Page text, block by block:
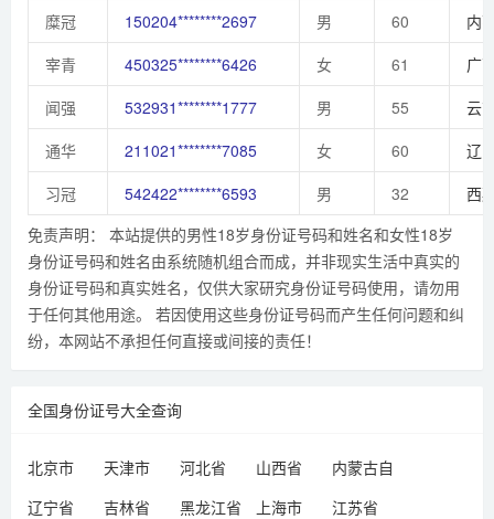
糜冠
150204********2697 男 60
内
宰青
450325********6426 女 61
广
闻强
532931********1777 男 55
云
通华
211021********7085 女 60
辽
习冠
542422********6593 男 32
西
免责声明： 本站提供的男性18岁身份证号码和姓名和女性18岁
身份证号码和姓名由系统随机组合而成，并非现实生活中真实的
身份证号码和真实姓名，仅供大家研究身份证号码使用，请勿用
于任何其他用途。 若因使用这些身份证号码而产生任何问题和纠
纷，本网站不承担任何直接或间接的责任！
全国身份证号大全查询
北京市 天津市 河北省 山西省
内蒙古自
治区
辽宁省 吉林省 黑龙江省 上海市
江苏省